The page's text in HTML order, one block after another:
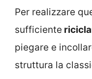
Per realizzare
sufficiente
piegare e
struttura la